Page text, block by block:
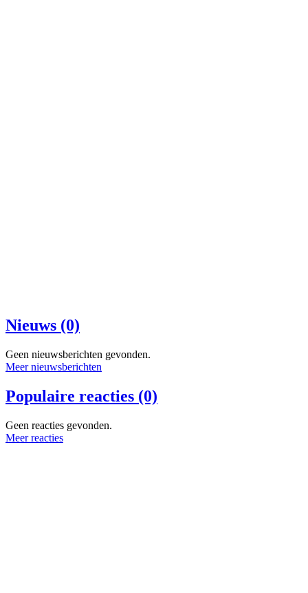
Nieuws (0)
Geen nieuwsberichten gevonden.
Meer nieuwsberichten
Populaire reacties (0)
Geen reacties gevonden.
Meer reacties